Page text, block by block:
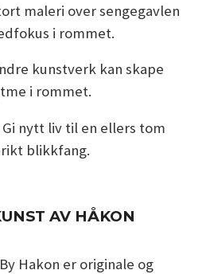
maleri over sengegavlen
i rommet.
kunstverk kan skape
i rommet.
Gi nytt liv til en ellers tom
blikkfang.
AV HÅKON
Hakon er originale og